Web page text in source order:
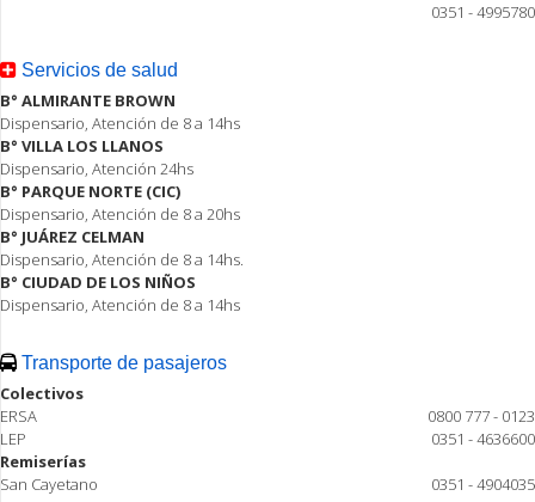
0351 - 4995780
Servicios de salud
B° ALMIRANTE BROWN
Dispensario, Atención de 8 a 14hs
B° VILLA LOS LLANOS
Dispensario, Atención 24hs
B° PARQUE NORTE (CIC)
Dispensario, Atención de 8 a 20hs
B° JUÁREZ CELMAN
Dispensario, Atención de 8 a 14hs.
B° CIUDAD DE LOS NIÑOS
Dispensario, Atención de 8 a 14hs
Transporte de pasajeros
Colectivos
ERSA
0800 777 - 0123
LEP
0351 - 4636600
Remiserías
San Cayetano
0351 - 4904035